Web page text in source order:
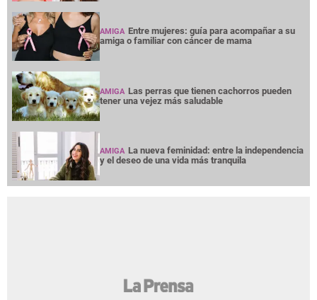
AMIGA Entre mujeres: guía para acompañar a su
amiga o familiar con cáncer de mama
AMIGA Las perras que tienen cachorros pueden
tener una vejez más saludable
AMIGA La nueva feminidad: entre la independencia
y el deseo de una vida más tranquila